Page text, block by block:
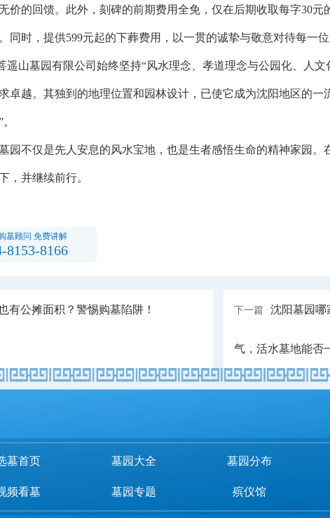
价的回馈。此外，刻碑的前期费用全免，仅在后期收取每字30元
同时，提供599元起的下葬费用，以一贯的诚挚与敬意对待每一位
山墓园有限公司始终坚持“风水理念、孝道理念与公园化、人文
卓越。其独到的地理位置和园林设计，已使它成为沈阳地区的一
不仅是先人安息的风水宝地，也是生者感悟生命的精神家园。
，并继续前行。
墓顾问 免费讲解
8153-8166
有公摊面积？警惕购墓陷阱！ 下一篇 沈阳墓园哪
气，活水墓地能否
墓首页 墓园大全 墓园分布
频看墓 墓园专题 殡仪馆